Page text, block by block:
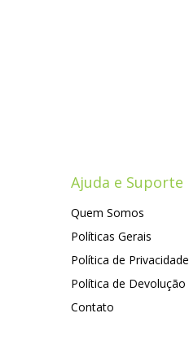
Ajuda e Suporte
Quem Somos
Políticas Gerais
Política de Privacidade
Política de Devolução
Contato